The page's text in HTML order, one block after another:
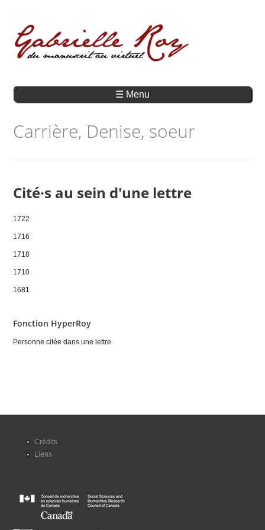
☰ Menu
Carrière, Denise, soeur
Cité·s au sein d'une lettre
1722
1716
1718
1710
1681
Fonction HyperRoy
Personne citée dans une lettre
Crédits
Liens